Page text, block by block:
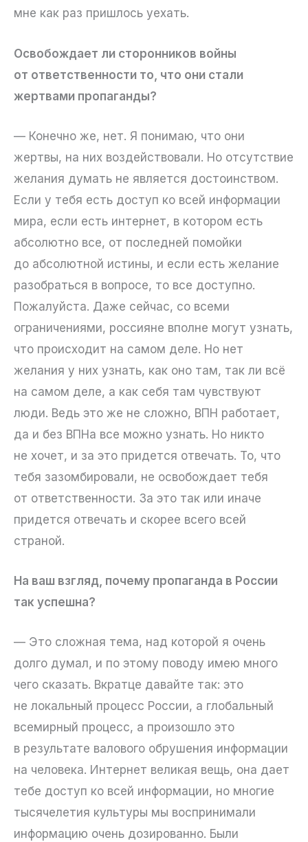
мне как раз пришлось уехать.
Освобождает ли сторонников войны
от ответственности то, что они стали
жертвами пропаганды?
— Конечно же, нет. Я понимаю, что они
жертвы, на них воздействовали. Но отсутствие
желания думать не является достоинством.
Если у тебя есть доступ ко всей информации
мира, если есть интернет, в котором есть
абсолютно все, от последней помойки
до абсолютной истины, и если есть желание
разобраться в вопросе, то все доступно.
Пожалуйста. Даже сейчас, со всеми
ограничениями, россияне вполне могут узнать,
что происходит на самом деле. Но нет
желания у них узнать, как оно там, так ли всё
на самом деле, а как себя там чувствуют
люди. Ведь это же не сложно, ВПН работает,
да и без ВПНа все можно узнать. Но никто
не хочет, и за это придется отвечать. То, что
тебя зазомбировали, не освобождает тебя
от ответственности. За это так или иначе
придется отвечать и скорее всего всей
страной.
На ваш взгляд, почему пропаганда в России
так успешна?
— Это сложная тема, над которой я очень
долго думал, и по этому поводу имею много
чего сказать. Вкратце давайте так: это
не локальный процесс России, а глобальный
всемирный процесс, а произошло это
в результате валового обрушения информации
на человека. Интернет великая вещь, она дает
тебе доступ ко всей информации, но многие
тысячелетия культуры мы воспринимали
информацию очень дозированно. Были